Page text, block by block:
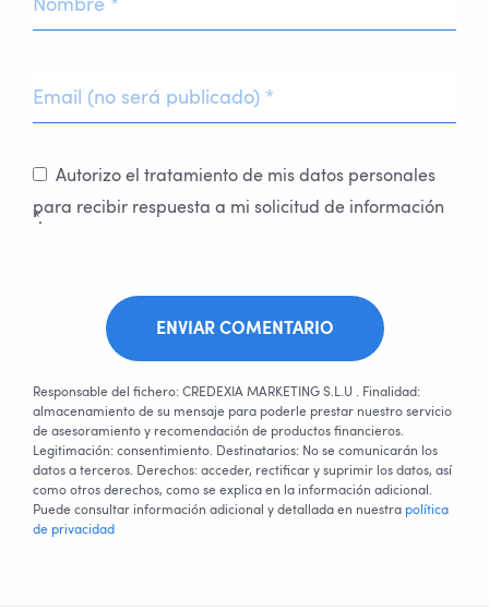
Autorizo el tratamiento de mis datos personales
para recibir respuesta a mi solicitud de información
*.
ENVIAR COMENTARIO
Responsable del fichero: CREDEXIA MARKETING S.L.U . Finalidad:
almacenamiento de su mensaje para poderle prestar nuestro servicio
de asesoramiento y recomendación de productos financieros.
Legitimación: consentimiento. Destinatarios: No se comunicarán los
datos a terceros. Derechos: acceder, rectificar y suprimir los datos, así
como otros derechos, como se explica en la información adicional.
Puede consultar información adicional y detallada en nuestra política
de privacidad